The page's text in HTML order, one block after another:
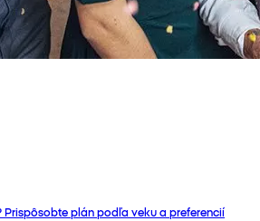
Prispôsobte plán podľa veku a preferencií